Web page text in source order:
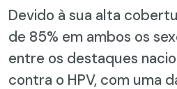
Devido à sua alta
de 85% em ambos os
entre os destaques
contra o HPV, com uma